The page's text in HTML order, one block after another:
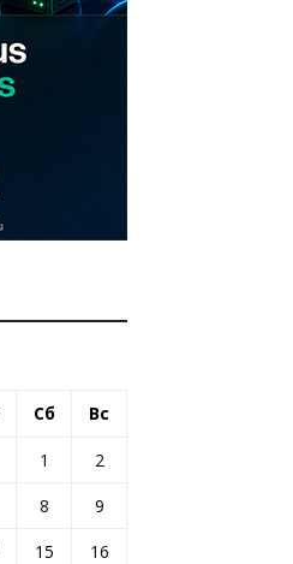
Сб Вс
1
2
8
9
15
16